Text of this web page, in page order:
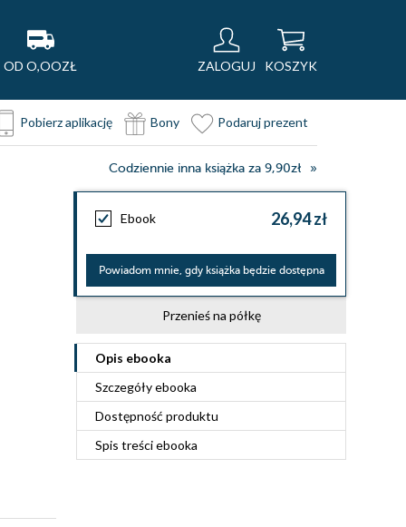
OD O,OOZŁ ZALOGUJ KOSZYK
Pobierz aplikację Bony Podaruj prezent
Codziennie inna książka za 9,90zł
Ebook 26,94 zł
Powiadom mnie, gdy książka będzie dostępna
Przenieś na półkę
Opis ebooka
Szczegółyebooka
Dostępność produktu
Spis treściebooka